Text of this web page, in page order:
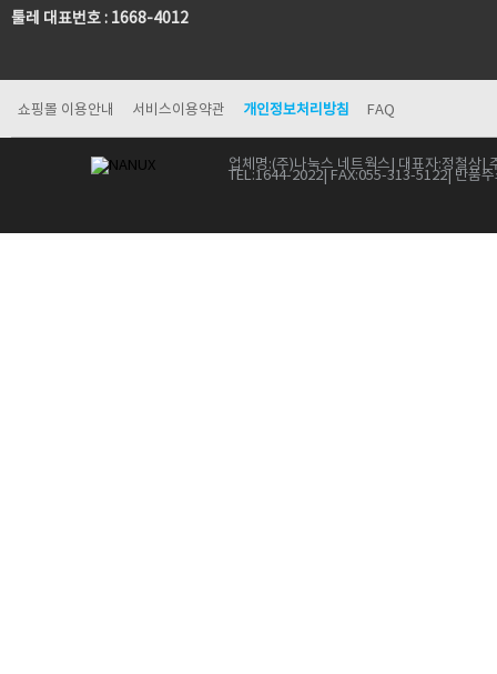
툴레 대표번호 : 1668-4012
쇼핑몰 이용안내 서비스이용약관 개인정보처리방침 FAQ
업체명:(주)나눅스 네트웍스 | 대표자:정철상|
TEL:1644-2022 | FAX:055-313-5122 | 반품